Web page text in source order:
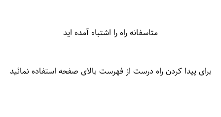
متاسفانه راه را اشتباه آمده اید
برای پیدا کردن راه درست از فهرست بالای صفحه استفاده نمائید